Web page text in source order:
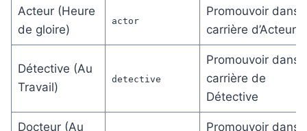
Acteur (Heure
de gloire)
actor
Promouvoir dans
carrière d’Acteur
Détective (Au
Travail)
detective
Promouvoir dans
carrière de
Détective
Docteur (Au Promouvoir dans